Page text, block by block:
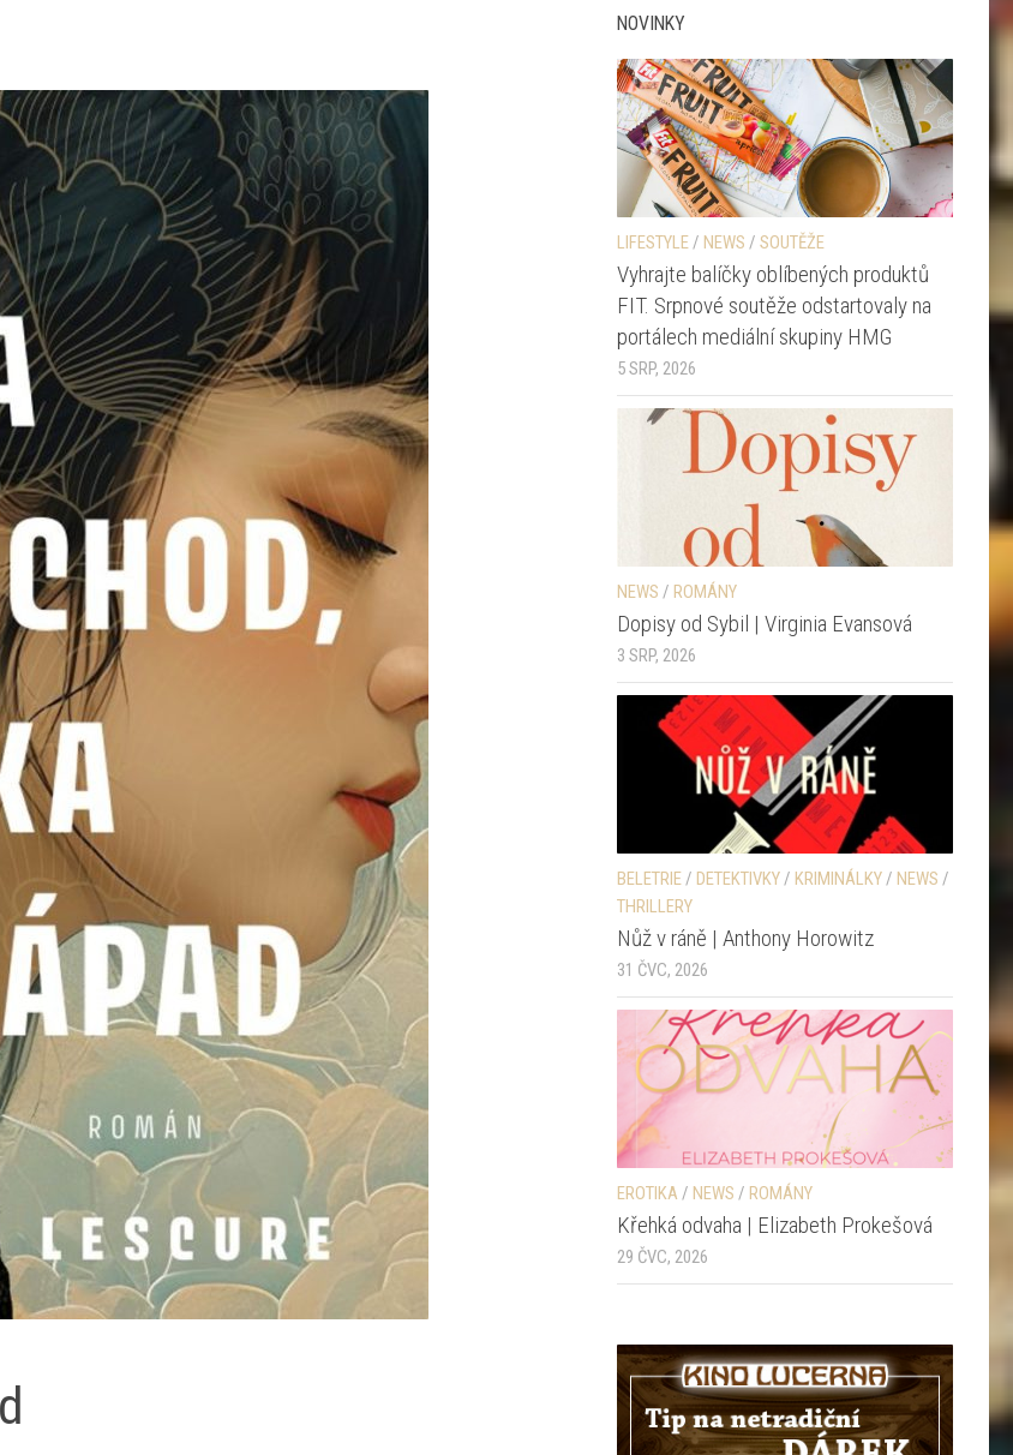
NOVINKY
LIFESTYLE/ NEWS / SOUTĚŽE
Vyhrajte balíčky oblíbených produktů
FIT. Srpnové soutěže odstartovaly na
portálech mediální skupiny HMG
5 SRP, 2026
NEWS / ROMÁNY
Dopisy od Sybil | Virginia Evansová
3 SRP, 2026
BELETRIE/ DETEKTIVKY/ KRIMINÁLKY/ NEWS /
THRILLERY
Nůž v ráně | Anthony Horowitz
31 ČVC, 2026
EROTIKA / NEWS / ROMÁNY
Křehká odvaha | Elizabeth Prokešová
29 ČVC, 2026